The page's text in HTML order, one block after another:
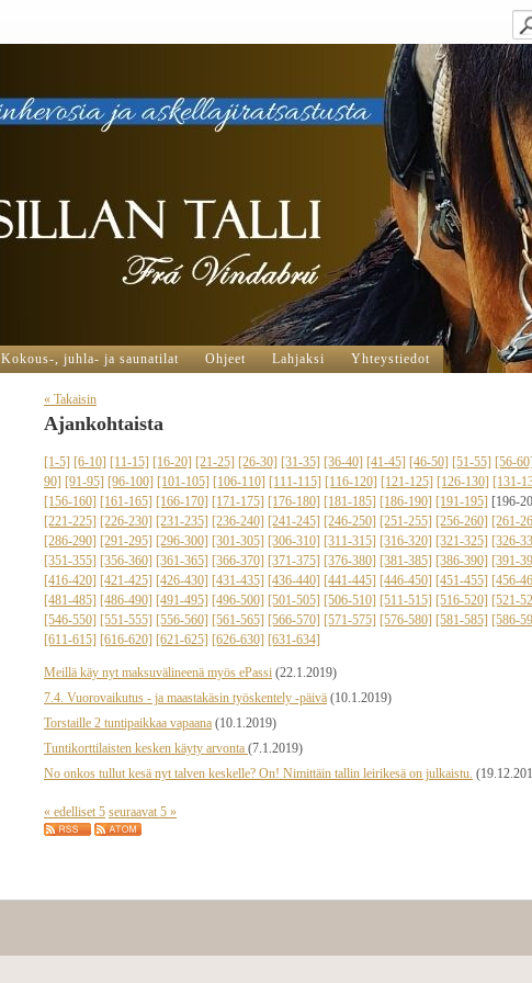
Kokous-, juhla- ja saunatilat Ohjeet Lahjaksi Yhteystiedot
« Takaisin
Ajankohtaista
[1-5] [6-10] [11-15] [16-20] [21-25] [26-30] [31-35] [36-40] [41-45] [46-50] [51-55] [56-60]
90] [91-95] [96-100] [101-105] [106-110] [111-115] [116-120] [121-125] [126-130] [131-
[156-160] [161-165] [166-170] [171-175] [176-180] [181-185] [186-190] [191-195] [196-
[221-225] [226-230] [231-235] [236-240] [241-245] [246-250] [251-255] [256-260] [261-
[286-290] [291-295] [296-300] [301-305] [306-310] [311-315] [316-320] [321-325] [326-
[351-355] [356-360] [361-365] [366-370] [371-375] [376-380] [381-385] [386-390] [391-
[416-420] [421-425] [426-430] [431-435] [436-440] [441-445] [446-450] [451-455] [456-
[481-485] [486-490] [491-495] [496-500] [501-505] [506-510] [511-515] [516-520] [521-
[546-550] [551-555] [556-560] [561-565] [566-570] [571-575] [576-580] [581-585] [586-
[611-615] [616-620] [621-625] [626-630] [631-634]
Meillä käy nyt maksuvälineenä myös ePassi (22.1.2019)
7.4. Vuorovaikutus - ja maastakäsin työskentely -päivä (10.1.2019)
Torstaille 2 tuntipaikkaa vapaana (10.1.2019)
Tuntikorttilaisten kesken käyty arvonta (7.1.2019)
No onkos tullut kesä nyt talven keskelle? On! Nimittäin tallin leirikesä on julkaistu.
« edelliset 5 seuraavat 5 »